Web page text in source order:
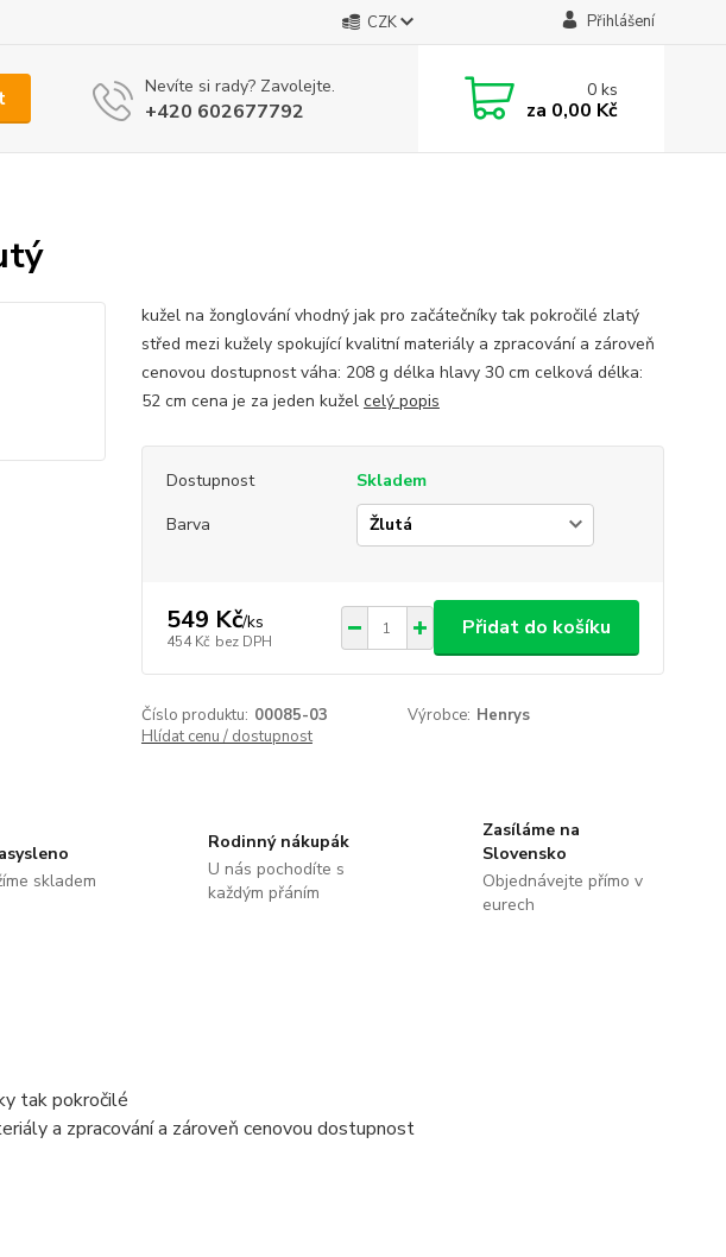
CZK Přihlášení
Nevíte si rady? Zavolejte.
+420 602677792
0ks
za 0,00 Kč
kužel na žonglování vhodný jak pro začátečníky tak pokročilé zlatý
střed mezi kužely spokující kvalitní materiály a zpracování a zároveň
cenovou dostupnost váha: 208 g délka hlavy 30 cm celková délka:
52 cm cena je za jeden kužel celý popis
Dostupnost
Skladem
Barva
549 Kč/ks
454 Kč bez DPH
Přidat do košíku
Číslo produktu: 00085-03 Výrobce: Henrys
Hlídat cenu / dostupnost
skladem
Rodinný nákupák
U nás pochodíte s
každým přáním
Zasíláme na
Slovensko
Objednávejte přímo v
eurech
tak pokročilé
a zpracování a zároveň cenovou dostupnost